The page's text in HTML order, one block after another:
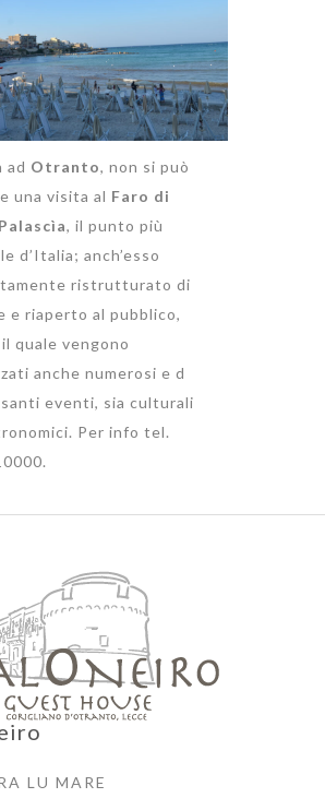
ad Otranto, non si può
una visita al Faro di
, il punto più
d’Italia; anch’esso
ristrutturato di
e riaperto al pubblico,
quale vengono
anche numerosi e d
eventi, sia culturali
Per info tel.
LU MARE